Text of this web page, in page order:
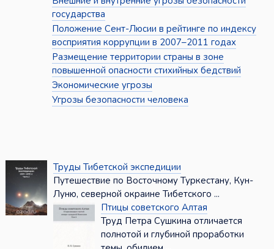
государства
Положение Сент-Люсии в рейтинге по индексу
восприятия коррупции в 2007–2011 годах
Размещение территории страны в зоне
повышенной опасности стихийных бедствий
Экономические угрозы
Угрозы безопасности человека
Труды Тибетской экспедиции
Путешествие по Восточному Туркестану, Кун-
Луню, северной окраине Тибетского ...
Птицы советского Алтая
Труд Петра Сушкина отличается
полнотой и глубиной проработки